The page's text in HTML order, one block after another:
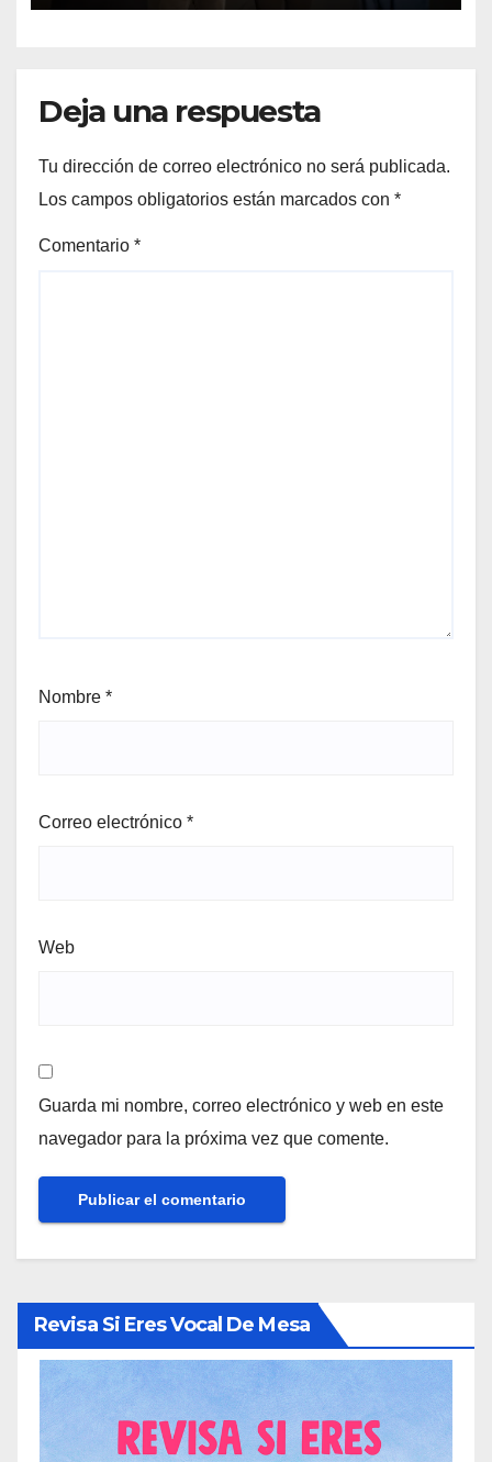
Deja una respuesta
Tu dirección de correo electrónico no será publicada.
Los campos obligatorios están marcados con *
Comentario *
Nombre *
Correo electrónico *
Web
Guarda mi nombre, correo electrónico y web en este
navegador para la próxima vez que comente.
Revisa Si Eres Vocal De Mesa